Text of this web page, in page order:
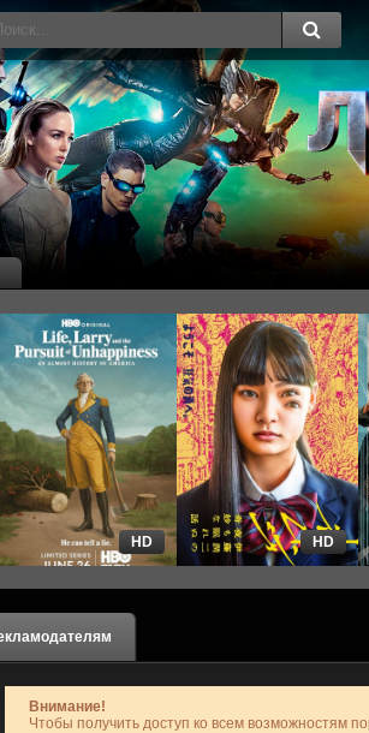
HD HD
Внимание!
Чтобы получить доступ ко всем возможностям